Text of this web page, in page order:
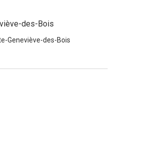
des-Bois
Geneviève-des-Bois